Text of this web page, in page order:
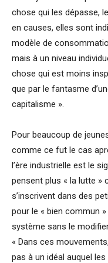
chose qui les dépasse,
en causes, elles sont
modèle de
mais à un niveau
chose qui est moins
que par le fantasme
capitalisme ».
Pour beaucoup de
comme ce fut le cas
l’ère industrielle est le
pensent plus « la lutte »
s’inscrivent dans des
pour le « bien commun
système sans le
« Dans ces
pas à un idéal auquel